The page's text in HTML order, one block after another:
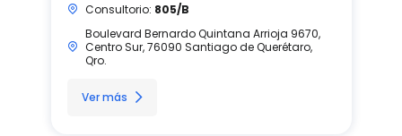
Consultorio: 805/B
Boulevard Bernardo Quintana Arrioja 9670,
Centro Sur, 76090 Santiago de Querétaro,
Qro.
Ver más